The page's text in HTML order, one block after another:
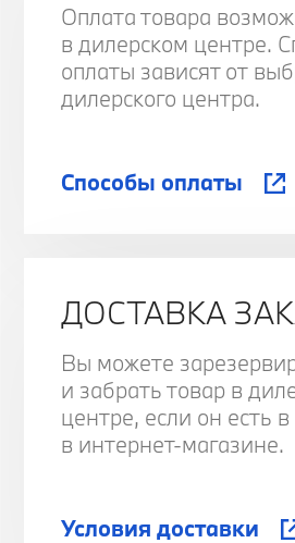
Оплата товара
в дилерском центре.
оплаты зависят от
дилерского центра.
Способы оплаты
ДОСТАВКА
Вы можете
и забрать товар в
центре, если он есть
в интернет-магазине.
Условия доставки